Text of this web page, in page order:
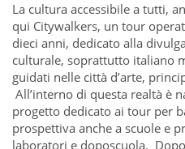
La cultura accessibile a tutti,
qui Citywalkers, un tour
dieci anni, dedicato alla
culturale, soprattutto italiano
guidati nelle città d’arte,
All’interno di questa realtà è
progetto dedicato ai tour per
prospettiva anche a scuole e
laboratori e doposcuola.